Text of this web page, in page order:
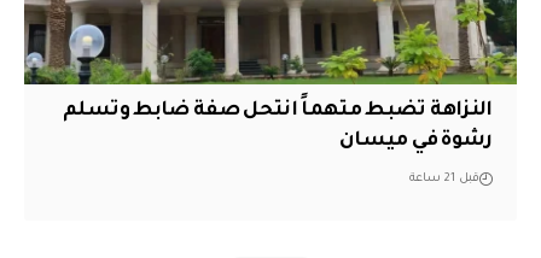
النزاهة تضبط متهماً انتحل صفة ضابط وتسلم
رشوة في ميسان
قبل 21 ساعة